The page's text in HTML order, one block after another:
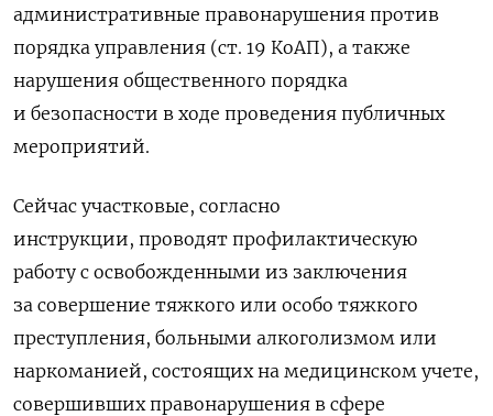
административные правонарушения против
порядка управления (ст. 19 КоАП), а также
нарушения общественного порядка
и безопасности в ходе проведения публичных
мероприятий.
Сейчас участковые, согласно
инструкции, проводят профилактическую
работу с освобожденными из заключения
за совершение тяжкого или особо тяжкого
преступления, больными алкоголизмом или
наркоманией, состоящих на медицинском учете,
совершивших правонарушения в сфере